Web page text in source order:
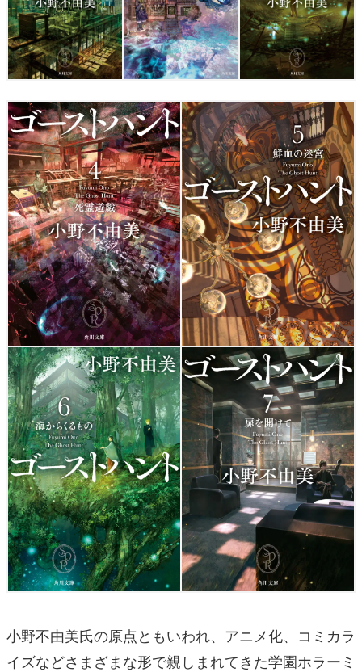
小野不由美氏の原点ともいわれ、アニメ化、コミカラ
イズなどさまざまな形で親しまれてきた学園ホラーミ